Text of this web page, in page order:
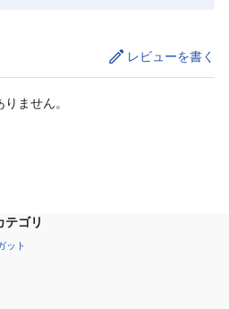
レビューを書く
ません。
テゴリ
ット